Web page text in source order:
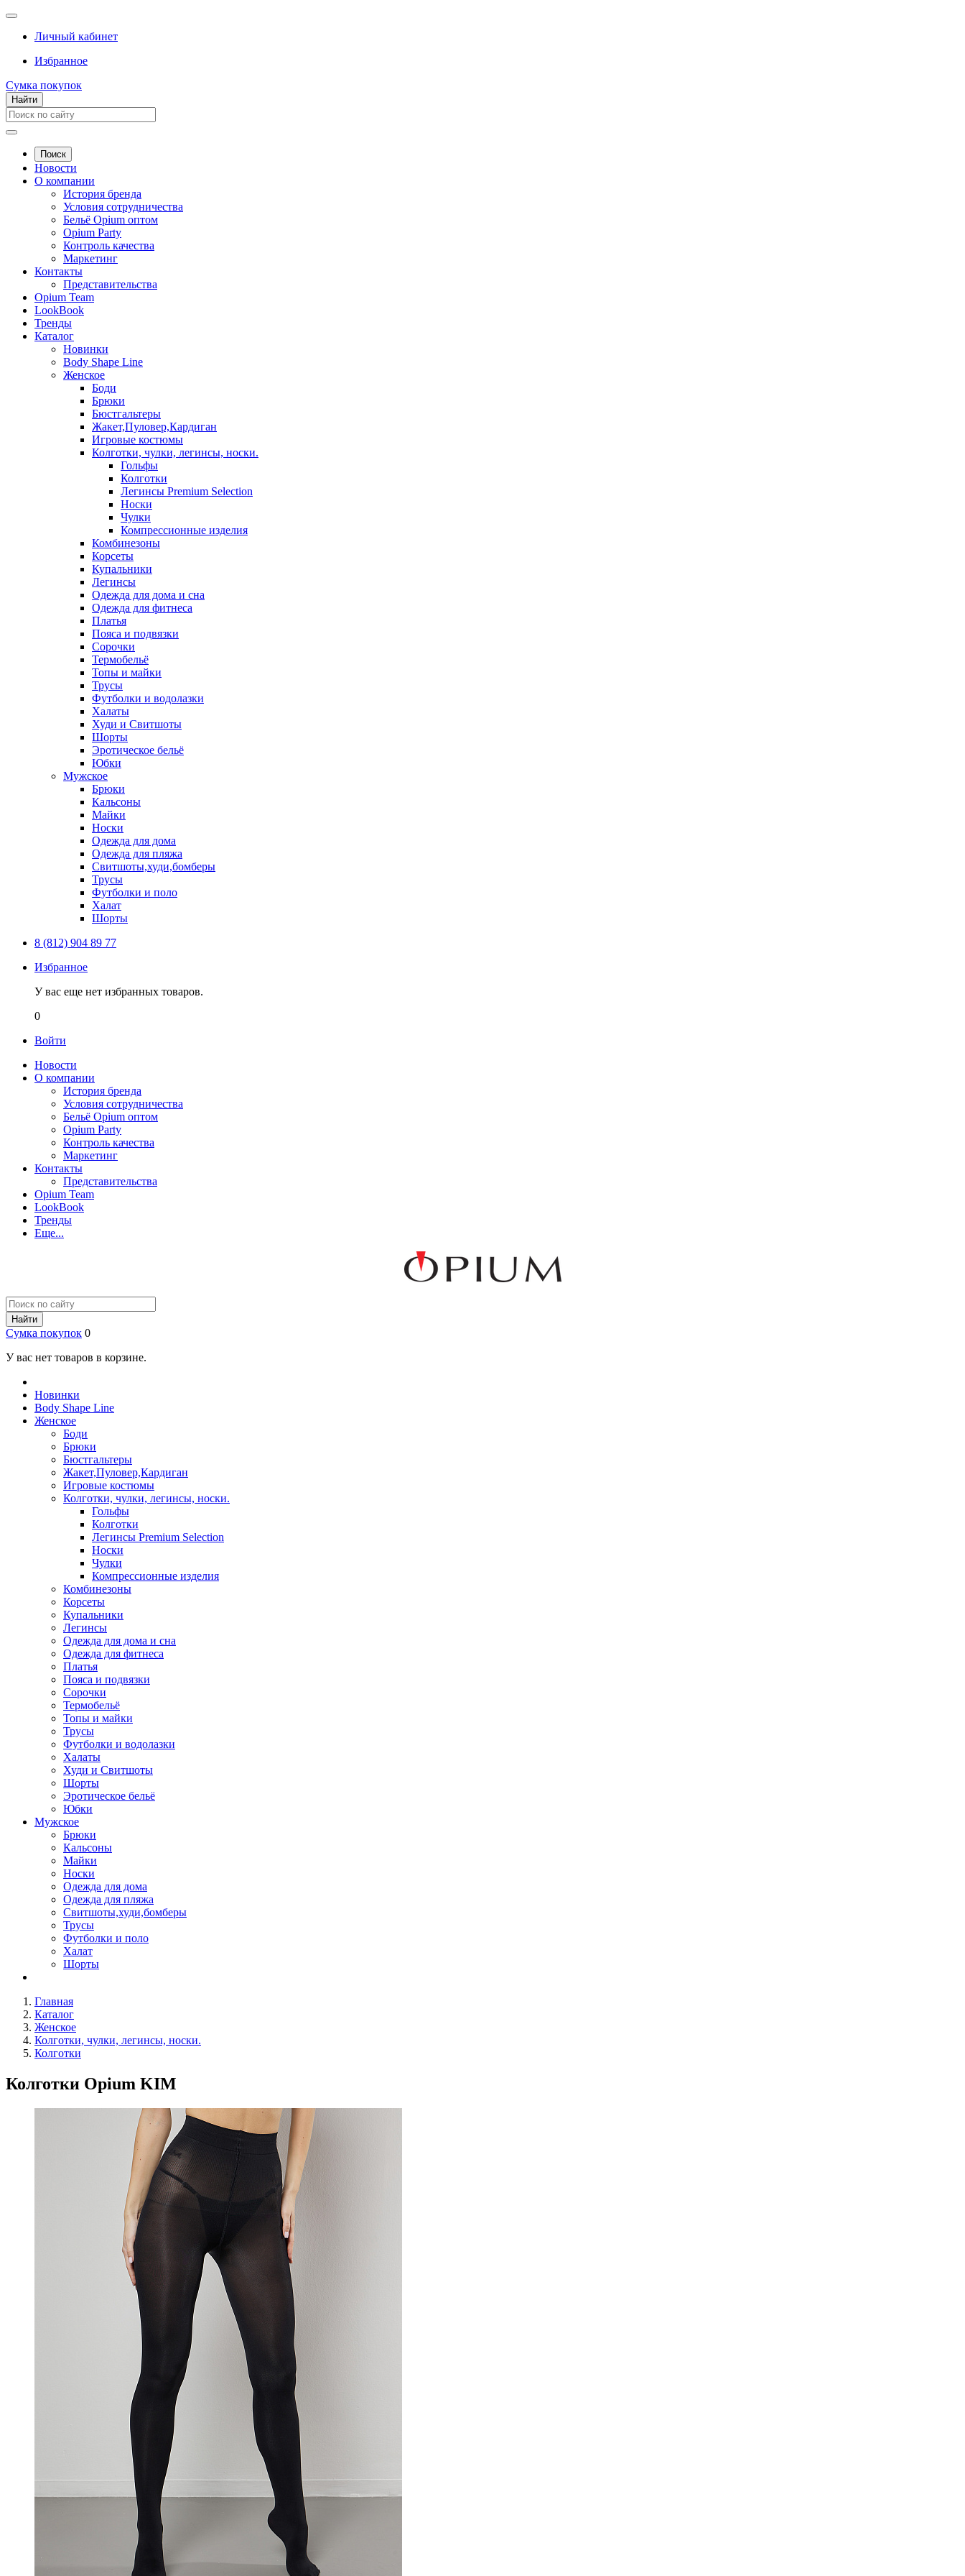
Личный кабинет
Избранное
Сумка покупок
Найти
Поиск
Новости
О компании
История бренда
Условия сотрудничества
Бельё Opium оптом
Opium Party
Контроль качества
Маркетинг
Контакты
Представительства
Opium Team
LookBook
Тренды
Каталог
Новинки
Body Shape Line
Женское
Боди
Брюки
Бюстгальтеры
Жакет,Пуловер,Кардиган
Игровые костюмы
Колготки, чулки, легинсы, носки.
Гольфы
Колготки
Легинсы Premium Selection
Носки
Чулки
Компрессионные изделия
Комбинезоны
Корсеты
Купальники
Легинсы
Одежда для дома и сна
Одежда для фитнеса
Платья
Пояса и подвязки
Сорочки
Термобельё
Топы и майки
Трусы
Футболки и водолазки
Халаты
Худи и Свитшоты
Шорты
Эротическое бельё
Юбки
Мужское
Брюки
Кальсоны
Майки
Носки
Одежда для дома
Одежда для пляжа
Свитшоты,худи,бомберы
Трусы
Футболки и поло
Халат
Шорты
8 (812) 904 89 77
Избранное
У вас еще нет избранных товаров.
0
Войти
Новости
О компании
История бренда
Условия сотрудничества
Бельё Opium оптом
Opium Party
Контроль качества
Маркетинг
Контакты
Представительства
Opium Team
LookBook
Тренды
Еще...
Найти
Сумка покупок 0
У вас нет товаров в корзине.
Новинки
Body Shape Line
Женское
Боди
Брюки
Бюстгальтеры
Жакет,Пуловер,Кардиган
Игровые костюмы
Колготки, чулки, легинсы, носки.
Гольфы
Колготки
Легинсы Premium Selection
Носки
Чулки
Компрессионные изделия
Комбинезоны
Корсеты
Купальники
Легинсы
Одежда для дома и сна
Одежда для фитнеса
Платья
Пояса и подвязки
Сорочки
Термобельё
Топы и майки
Трусы
Футболки и водолазки
Халаты
Худи и Свитшоты
Шорты
Эротическое бельё
Юбки
Мужское
Брюки
Кальсоны
Майки
Носки
Одежда для дома
Одежда для пляжа
Свитшоты,худи,бомберы
Трусы
Футболки и поло
Халат
Шорты
Главная
Каталог
Женское
Колготки, чулки, легинсы, носки.
Колготки
Колготки Opium KIM